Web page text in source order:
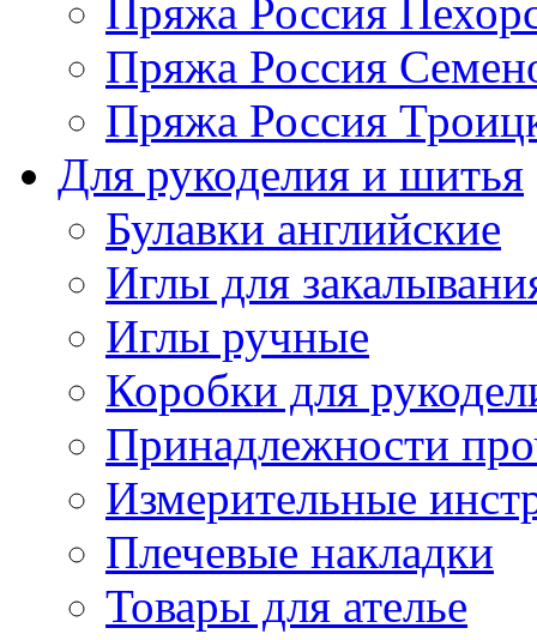
Пряжа Россия
Пряжа Россия
Пряжа Россия
Для рукоделия и шитья
Булавки английские
Иглы для
Иглы ручные
Коробки для
Принадлежности
Измерительные
Плечевые накладки
Товары для ателье